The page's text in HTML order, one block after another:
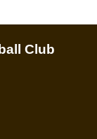
Club